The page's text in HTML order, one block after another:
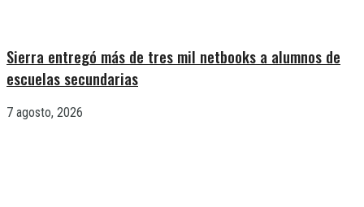
Sierra entregó más de tres mil netbooks a alumnos de
escuelas secundarias
7 agosto, 2026